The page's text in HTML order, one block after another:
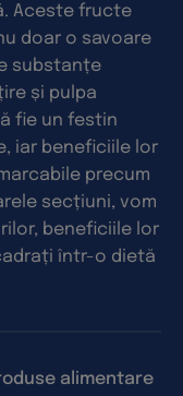
Aceste fructe
doar o savoare
substanțe
și pulpa
fie un festin
iar beneficiile lor
precum
secțiuni, vom
beneficiile lor
într-o dietă
alimentare